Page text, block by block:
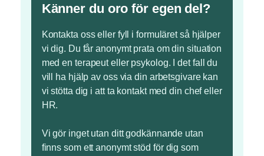
Känner du oro för egen del?
Kontakta oss eller fyll i formuläret så hjälper
vi dig. Du får anonymt prata om din situation
med en terapeut eller psykolog. I det fall du
vill ha hjälp av oss via din arbetsgivare kan
vi stötta dig i att ta kontakt med din chef eller
HR.
Vi gör inget utan ditt godkännande utan
finns som ett anonymt stöd för dig som